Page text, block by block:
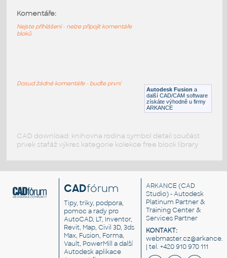
Potrubí
Autodesk Fusion a
další CAD/CAM software
získáte výhodně u firmy
ARKANCE
Komentáře:
Nejste přihlášeni - nelze připojit komentáře
bloků
Dosud žádné komentáře - buďte první
CAD download: knihovna rodina symbol detail součást
prvek stafáž výkres kategorie kolekce free block library
CADfórum
Tipy, triky, podpora,
pomoc a rady pro
AutoCAD, LT, Inventor,
Revit, Map, Civil 3D, 3ds
Max, Fusion, Forma,
Vault, PowerMill a další
Autodesk aplikace
ARKANCE (CAD
Studio) - Autodesk
Platinum Partner &
Training Center &
Services Partner
KONTAKT:
| tel. +420 910 970 111